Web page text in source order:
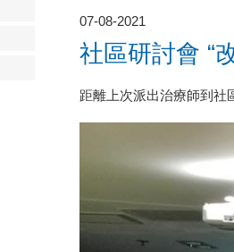
07-08-2021
社區研討會 “
距離上次派出治療師到社